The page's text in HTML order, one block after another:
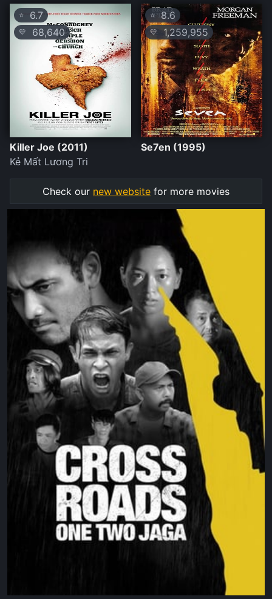
⭐ 6.7
💛 68,640
Killer Joe (2011)
Kẻ Mất Lương Tri
⭐ 8.6
💛 1,259,955
Se7en (1995)
Check our new website for more movies